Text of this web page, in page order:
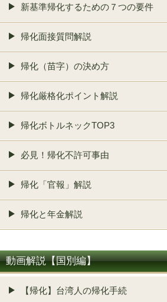
新基準帰化するための７つの要件
帰化面接質問解説
帰化（苗字）の決め方
帰化厳格化ポイント解説
帰化ボトルネックTOP3
必見！帰化不許可事由
帰化「官報」解説
帰化と年金解説
動画解説【国別編】
【帰化】台湾人の帰化手続